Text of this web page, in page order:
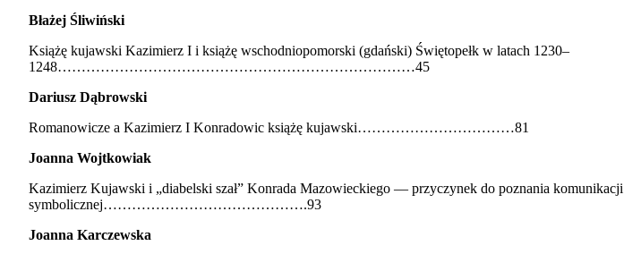
Błażej Śliwiński
Książę kujawski Kazimierz I i książę wschodniopomorski (gdański) Świętopełk w latach 1230–
1248…………………………………………………………………45
Dariusz Dąbrowski
Romanowicze a Kazimierz I Konradowic książę kujawski……………………………81
Joanna Wojtkowiak
Kazimierz Kujawski i „diabelski szał” Konrada Mazowieckiego — przyczynek do poznania komunikacji
symbolicznej…………………………………….93
Joanna Karczewska